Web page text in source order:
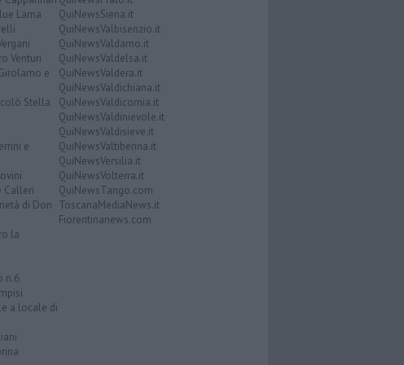
Lama
Venturi
e
Stella
e
Calleri
di Don
la
n.6
a locale di
QuiNewsSiena.it
QuiNewsValbisenzio.it
QuiNewsValdarno.it
QuiNewsValdelsa.it
QuiNewsValdera.it
QuiNewsValdichiana.it
QuiNewsValdicornia.it
QuiNewsValdinievole.it
QuiNewsValdisieve.it
QuiNewsValtiberina.it
QuiNewsVersilia.it
QuiNewsVolterra.it
QuiNewsTango.com
ToscanaMediaNews.it
Fiorentinanews.com